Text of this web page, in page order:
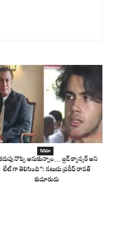
సినిమా
నొప్పి అనుకున్నాం… బ్లడ్ క్యాన్సర్ అని
లేట్ గా తెలిసింది”: నటుడు ప్రదీప్ రావత్
కుమారుడు